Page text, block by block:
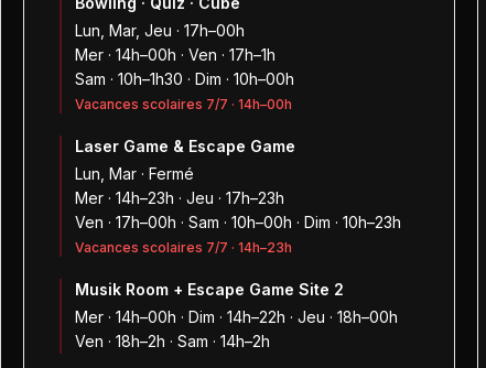
Lun, Mar, Jeu · 17h–00h
Mer · 14h–00h · Ven · 17h–1h
Sam · 10h–1h30 · Dim · 10h–00h
Vacances scolaires 7/7 · 14h–00h
Laser Game & Escape Game
Lun, Mar · Fermé
Mer · 14h–23h · Jeu · 17h–23h
Ven · 17h–00h · Sam · 10h–00h · Dim · 10h–23h
Vacances scolaires 7/7 · 14h–23h
Musik Room + Escape Game Site 2
Mer · 14h–00h · Dim · 14h–22h · Jeu · 18h–00h
Ven · 18h–2h · Sam · 14h–2h